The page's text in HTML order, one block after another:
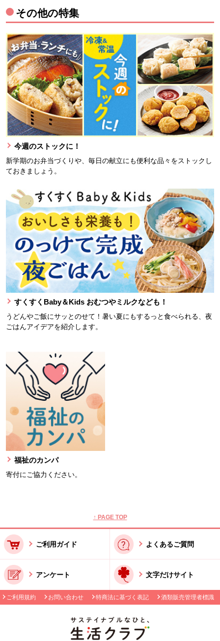
その他の特集
今週のストックに！
新学期のお弁当づくりや、毎日の献立にも便利な品々をストックし
ておきましょう。
すくすくBaby＆Kids おむつやミルクなども！
うどんやご飯にサッとのせて！暑い夏にもするっと食べられる、夜
ごはんアイデアを紹介します。
福祉のカンパ
寄付にご協力ください。
↑ PAGE TOP
ご利用ガイド よくあるご質問
アンケート 文字だけサイト
ご利用規約 お問い合わせ 特商法に基づく表記 酒類販売管理者標識